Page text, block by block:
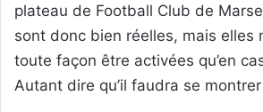
plateau de Football Club de
sont donc bien réelles, mais elles
toute façon être activées qu’en
Autant dire qu’il faudra se